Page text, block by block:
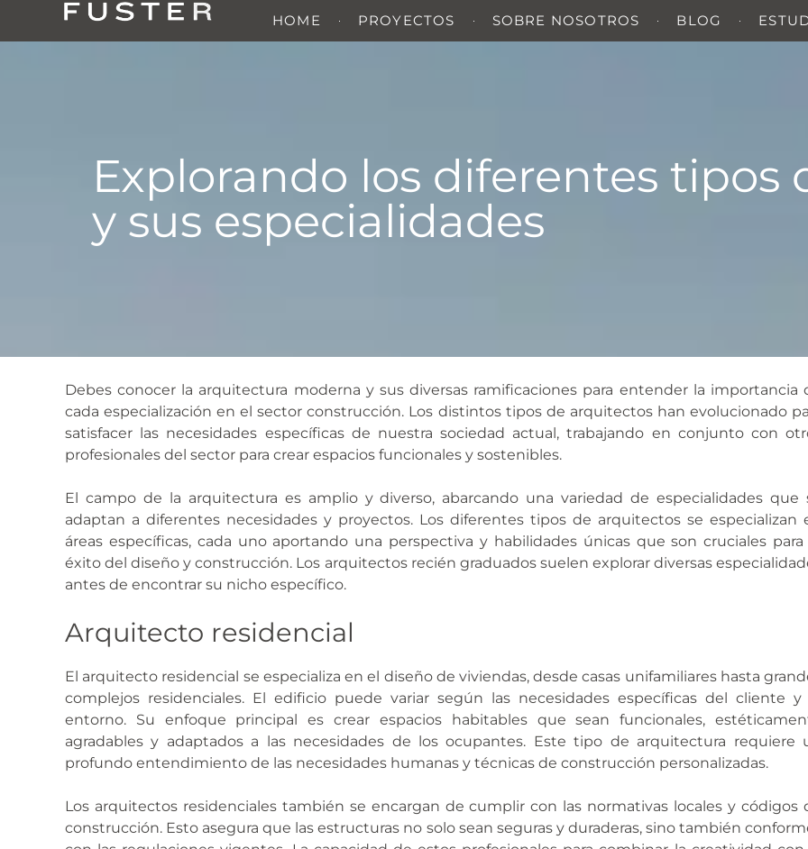
HOME PROYECTOS SOBRE NOSOTROS BLOG
Explorando los diferentes tipos
y sus especialidades
Debes conocer la arquitectura moderna y sus diversas ramificaciones para entender la importancia
cada especialización en el sector construcción. Los distintos tipos de arquitectos han evolucionado
satisfacer las necesidades específicas de nuestra sociedad actual, trabajando en conjunto con
profesionales del sector para crear espacios funcionales y sostenibles.
El campo de la arquitectura es amplio y diverso, abarcando una variedad de especialidades que
adaptan a diferentes necesidades y proyectos. Los diferentes tipos de arquitectos se especializan
áreas específicas, cada uno aportando una perspectiva y habilidades únicas que son cruciales para
éxito del diseño y construcción. Los arquitectos recién graduados suelen explorar diversas
antes de encontrar su nicho específico.
Arquitecto residencial
El arquitecto residencial se especializa en el diseño de viviendas, desde casas unifamiliares hasta
complejos residenciales. El edificio puede variar según las necesidades específicas del cliente y
entorno. Su enfoque principal es crear espacios habitables que sean funcionales,
agradables y adaptados a las necesidades de los ocupantes. Este tipo de arquitectura requiere
profundo entendimiento de las necesidades humanas y técnicas de construcción personalizadas.
Los arquitectos residenciales también se encargan de cumplir con las normativas locales y códigos
construcción. Esto asegura que las estructuras no solo sean seguras y duraderas, sino también